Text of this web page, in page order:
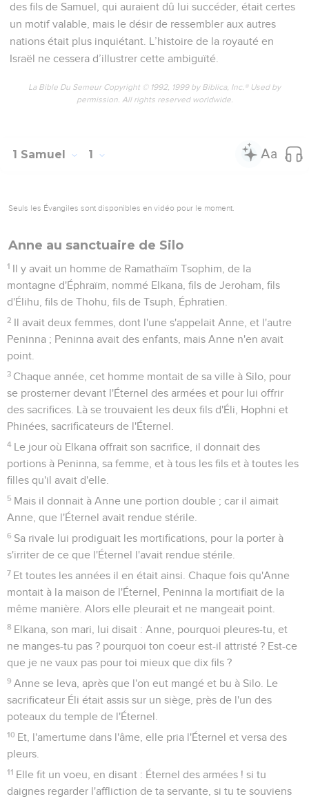
des fils de Samuel, qui auraient dû lui succéder, était certes
un motif valable, mais le désir de ressembler aux autres
nations était plus inquiétant. L’histoire de la royauté en
Israël ne cessera d’illustrer cette ambiguïté.
La Bible Du Semeur Copyright © 1992, 1999 by Biblica, Inc.® Used by
permission. All rights reserved worldwide.
1 Samuel 1
Seuls les Évangiles sont disponibles en vidéo pour le moment.
Anne au sanctuaire de Silo
1 Il y avait un homme de Ramathaïm Tsophim, de la
montagne d'Éphraïm, nommé Elkana, fils de Jeroham, fils
d'Élihu, fils de Thohu, fils de Tsuph, Éphratien.
2 Il avait deux femmes, dont l'une s'appelait Anne, et l'autre
Peninna ; Peninna avait des enfants, mais Anne n'en avait
point.
3 Chaque année, cet homme montait de sa ville à Silo, pour
se prosterner devant l'Éternel des armées et pour lui offrir
des sacrifices. Là se trouvaient les deux fils d'Éli, Hophni et
Phinées, sacrificateurs de l'Éternel.
4 Le jour où Elkana offrait son sacrifice, il donnait des
portions à Peninna, sa femme, et à tous les fils et à toutes les
filles qu'il avait d'elle.
5 Mais il donnait à Anne une portion double ; car il aimait
Anne, que l'Éternel avait rendue stérile.
6 Sa rivale lui prodiguait les mortifications, pour la porter à
s'irriter de ce que l'Éternel l'avait rendue stérile.
7 Et toutes les années il en était ainsi. Chaque fois qu'Anne
montait à la maison de l'Éternel, Peninna la mortifiait de la
même manière. Alors elle pleurait et ne mangeait point.
8 Elkana, son mari, lui disait : Anne, pourquoi pleures-tu, et
ne manges-tu pas ? pourquoi ton coeur est-il attristé ? Est-ce
que je ne vaux pas pour toi mieux que dix fils ?
9 Anne se leva, après que l'on eut mangé et bu à Silo. Le
sacrificateur Éli était assis sur un siège, près de l'un des
poteaux du temple de l'Éternel.
10 Et, l'amertume dans l'âme, elle pria l'Éternel et versa des
pleurs.
11 Elle fit un voeu, en disant : Éternel des armées ! si tu
daignes regarder l'affliction de ta servante, si tu te souviens